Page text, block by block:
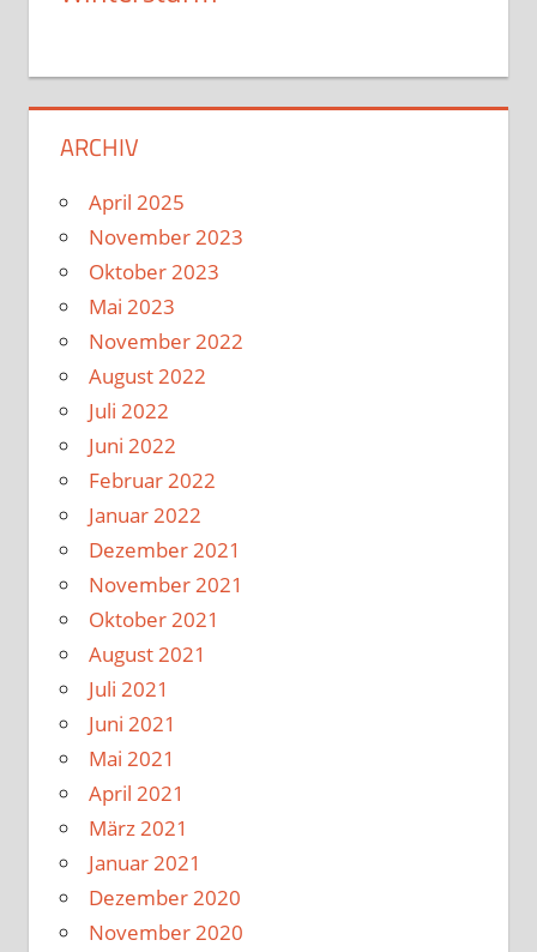
ARCHIV
April 2025
November 2023
Oktober 2023
Mai 2023
November 2022
August 2022
Juli 2022
Juni 2022
Februar 2022
Januar 2022
Dezember 2021
November 2021
Oktober 2021
August 2021
Juli 2021
Juni 2021
Mai 2021
April 2021
März 2021
Januar 2021
Dezember 2020
November 2020